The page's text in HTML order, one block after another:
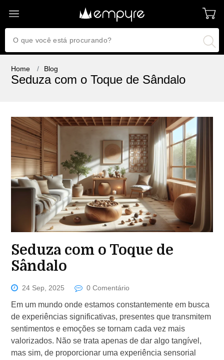
Home Blog
Seduza com o Toque de Sândalo
Seduza com o Toque de
Sândalo
24 Sep, 2025 0 Comentário
Em um mundo onde estamos constantemente em busca
de experiências significativas, presentes que transmitem
sentimentos e emoções se tornam cada vez mais
valorizados. Não se trata apenas de dar algo tangível,
mas sim, de proporcionar uma experiência sensorial